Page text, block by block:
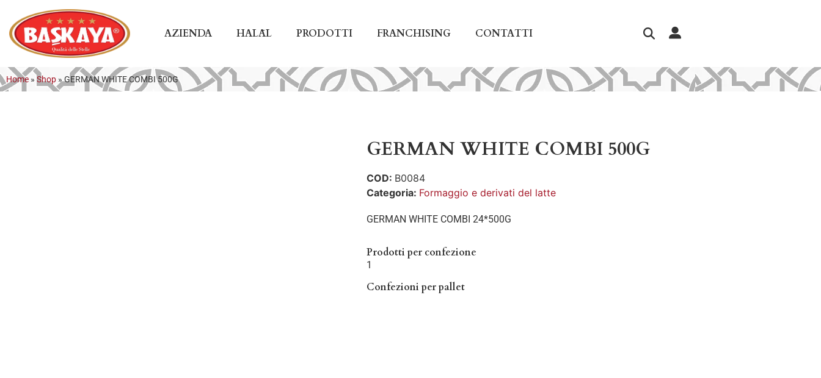
AZIENDA HALĀL PRODOTTI FRANCHISING CONTATTI
Home » Shop »GERMAN WHITE COMBI 500G
GERMAN WHITE COMBI 500G
COD: B0084
Categoria: Formaggio e derivati del latte
GERMAN WHITE COMBI 24*500G
Prodotti per confezione
1
Confezioni per pallet